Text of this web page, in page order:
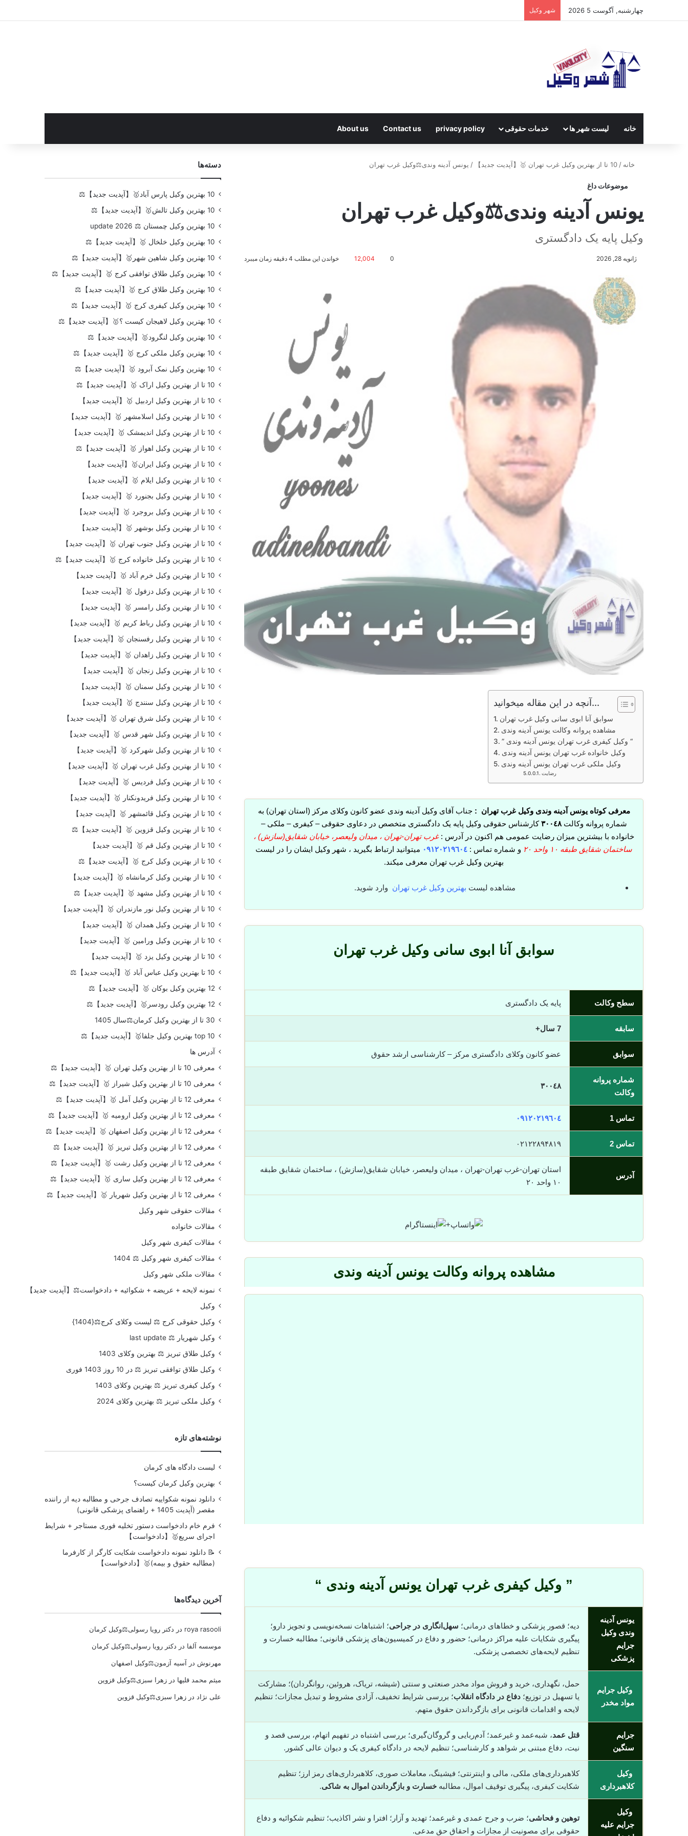
چهارشنبه, آگوست 5 2026 شهر وکیل
خانه لیست شهر ها خدمات حقوقی privacy policy
Contact us
About us
خانه / 10 تا از بهترین وکیل غرب تهران 🥇【آپدیت جدید】 / یونس آدینه وندی⚖️وکیل غرب تهران
موضوعات داغ
یونس آدینه وندی⚖️وکیل غرب تهران
وکیل پایه یک دادگستری
ژانویه 28, 2026 0
12,004 خواندن این مطلب 4 دقیقه زمان میبرد
آنچه در این مقاله میخوانید...
سوابق آنا ابوی سانی وکیل غرب تهران
مشاهده پروانه وکالت یونس آدینه وندی
” وکیل کیفری غرب تهران یونس آدینه وندی “
وکیل خانواده غرب تهران یونس آدینه وندی
وکیل ملکی غرب تهران یونس آدینه وندی
رضایت
معرفی کوتاه یونس آدینه وندی وکیل غرب تهران :جناب آقای وکیل آدینه وندی عضو کانون وکلای مرکز (استان تهران) به
شماره پروانه وکالت٣٠٠٤٨کارشناس حقوقی وکیل پایه یک دادگستری متخصص در دعاوی حقوقی – کیفری – ملکی –
خانواده با بیشترین میزان رضایت عمومی هم اکنون در آدرس :غرب تهران-تهران ، میدان ولیعصر، خیابان شقایق(سازش) ،
ساختمان شقایق طبقه ۱۰ واحد ۲۰
و شماره تماس : ٠٩١٢٠٢١٩٦٠٤ میتوانید ارتباط بگیرید ، شهر وکیل ایشان را در لیست
بهترین وکیل غرب تهران معرفی میکند.
مشاهده لیست بهترین وکیل غرب تهران وارد شوید.
سوابق آنا ابوی سانی وکیل غرب تهران
سطح وکالت پایه یک دادگستری
سابقه 7 سال+
سوابق عضو کانون وکلای دادگستری مرکز – کارشناسی ارشد حقوق
شماره پروانه
وکالت
٣٠٠٤٨
تماس 1 ٠٩١٢٠٢١٩٦٠٤
تماس 2 ٠٢١٢٢٨۹۴۸۱۹
آدرس
استان تهران-غرب تهران-تهران ، میدان ولیعصر، خیابان شقایق(سازش) ، ساختمان شقایق طبقه
۱۰ واحد ۲۰
+
مشاهده پروانه وکالت یونس آدینه وندی
” وکیل کیفری غرب تهران یونس آدینه وندی “
یونس آدینه
وندی وکیل
جرایم
پزشکی
دیه؛ قصور پزشکی و خطاهای درمانی؛ سهل‌انگاری در جراحی؛ اشتباهات نسخه‌نویسی و تجویز دارو؛
پیگیری شکایات علیه مراکز درمانی؛ حضور و دفاع در کمیسیون‌های پزشکی قانونی؛ مطالبه خسارت و
تنظیم لایحه‌های تخصصی پزشکی.
وکیل جرایم
مواد مخدر
حمل، نگهداری، خرید و فروش مواد مخدر صنعتی و سنتی (شیشه، تریاک، هروئین، روانگردان)؛ مشارکت
یا تسهیل در توزیع؛ دفاع در دادگاه انقلاب؛ بررسی شرایط تخفیف، آزادی مشروط و تبدیل مجازات؛ تنظیم
لایحه و اقدامات قانونی برای بازگرداندن حقوق متهم.
جرایم
سنگین
قتل عمد، شبه‌عمد و غیرعمد؛ آدم‌ربایی و گروگان‌گیری؛ بررسی اشتباه در تفهیم اتهام، بررسی قصد و
نیت، دفاع مبتنی بر شواهد و کارشناسی؛ تنظیم لایحه در دادگاه کیفری یک و دیوان عالی کشور.
وکیل
کلاهبرداری
کلاهبرداری‌های ملکی، مالی و اینترنتی؛ فیشینگ، معاملات صوری، کلاهبرداری‌های رمز ارز؛ تنظیم
شکایت کیفری، پیگیری توقیف اموال، مطالبه خسارت و بازگرداندن اموال به شاکی.
وکیل
جرایم علیه
توهین و فحاشی؛ ضرب و جرح عمدی و غیرعمد؛ تهدید و آزار؛ افترا و نشر اکاذیب؛ تنظیم شکوائیه و دفاع
حقوقی برای مصونیت از مجازات و احقاق حق مدعی.
دسته‌ها
10 بهترین وکیل پارس آباد🥇【آپدیت جدید】⚖️
10 بهترین وکیل تالش🥇【آپدیت جدید】⚖️
10 بهترین وکیل چمستان ⚖️ update 2026
10 بهترین وکیل خلخال 🥇【آپدیت جدید】⚖️
10 بهترین وکیل شاهین شهر🥇【آپدیت جدید】⚖️
10 بهترین وکیل طلاق توافقی کرج 🥇【آپدیت جدید】⚖️
10 بهترین وکیل طلاق کرج 🥇【آپدیت جدید】⚖️
10 بهترین وکیل کیفری کرج 🥇【آپدیت جدید】⚖️
10 بهترین وکیل لاهیجان کیست ؟🥇【آپدیت جدید】⚖️
10 بهترین وکیل لنگرود🥇【آپدیت جدید】⚖️
10 بهترین وکیل ملکی کرج 🥇【آپدیت جدید】⚖️
10 بهترین وکیل نمک آبرود 🥇【آپدیت جدید】⚖️
10 تا از بهترین وکیل اراک 🥇【آپدیت جدید】⚖️
10 تا از بهترین وکیل اردبیل 🥇【آپدیت جدید】
10 تا از بهترین وکیل اسلامشهر 🥇【آپدیت جدید】
10 تا از بهترین وکیل اندیمشک 🥇【آپدیت جدید】
10 تا از بهترین وکیل اهواز 🥇【آپدیت جدید】⚖️
10 تا از بهترین وکیل ایران🥇【آپدیت جدید】
10 تا از بهترین وکیل ایلام 🥇【آپدیت جدید】
10 تا از بهترین وکیل بجنورد 🥇【آپدیت جدید】
10 تا از بهترین وکیل بروجرد 🥇【آپدیت جدید】
10 تا از بهترین وکیل بوشهر 🥇【آپدیت جدید】
10 تا از بهترین وکیل جنوب تهران 🥇【آپدیت جدید】
10 تا از بهترین وکیل خانواده کرج 🥇【آپدیت جدید】⚖️
10 تا از بهترین وکیل خرم آباد 🥇【آپدیت جدید】
10 تا از بهترین وکیل دزفول 🥇【آپدیت جدید】
10 تا از بهترین وکیل رامسر 🥇【آپدیت جدید】
10 تا از بهترین وکیل رباط کریم 🥇【آپدیت جدید】
10 تا از بهترین وکیل رفسنجان 🥇【آپدیت جدید】
10 تا از بهترین وکیل زاهدان 🥇【آپدیت جدید】
10 تا از بهترین وکیل زنجان 🥇【آپدیت جدید】
10 تا از بهترین وکیل سمنان 🥇【آپدیت جدید】
10 تا از بهترین وکیل سنندج 🥇【آپدیت جدید】
10 تا از بهترین وکیل شرق تهران 🥇【آپدیت جدید】
10 تا از بهترین وکیل شهر قدس 🥇【آپدیت جدید】
10 تا از بهترین وکیل شهرکرد 🥇【آپدیت جدید】
10 تا از بهترین وکیل غرب تهران 🥇【آپدیت جدید】
10 تا از بهترین وکیل فردیس 🥇【آپدیت جدید】
10 تا از بهترین وکیل فریدونکنار 🥇【آپدیت جدید】
10 تا از بهترین وکیل قائمشهر 🥇【آپدیت جدید】
10 تا از بهترین وکیل قزوین 🥇【آپدیت جدید】⚖️
10 تا از بهترین وکیل قم 🥇【آپدیت جدید】
10 تا از بهترین وکیل کرج 🥇【آپدیت جدید】⚖️
10 تا از بهترین وکیل کرمانشاه 🥇【آپدیت جدید】
10 تا از بهترین وکیل مشهد 🥇【آپدیت جدید】⚖️
10 تا از بهترین وکیل نور مازندران 🥇【آپدیت جدید】
10 تا از بهترین وکیل همدان 🥇【آپدیت جدید】
10 تا از بهترین وکیل ورامین 🥇【آپدیت جدید】
10 تا از بهترین وکیل یزد 🥇【آپدیت جدید】
10 تا بهترین وکیل عباس آباد 🥇【آپدیت جدید】⚖️
12 بهترین وکیل بوکان 🥇【آپدیت جدید】⚖️
12 بهترین وکیل رودسر🥇【آپدیت جدید】⚖️
30 تا از بهترین وکیل کرمان⚖️سال 1405
top 10 بهترین وکیل جلفا🥇【آپدیت جدید】⚖️
آدرس ها
معرفی 10 تا از بهترین وکیل تهران 🥇【آپدیت جدید】⚖️
معرفی 10 تا از بهترین وکیل شیراز 🥇【آپدیت جدید】⚖️
معرفی 12 تا از بهترین وکیل آمل 🥇【آپدیت جدید】⚖️
معرفی 12 تا از بهترین وکیل ارومیه 🥇【آپدیت جدید】⚖️
معرفی 12 تا از بهترین وکیل اصفهان 🥇【آپدیت جدید】⚖️
معرفی 12 تا از بهترین وکیل تبریز 🥇【آپدیت جدید】⚖️
معرفی 12 تا از بهترین وکیل رشت 🥇【آپدیت جدید】⚖️
معرفی 12 تا از بهترین وکیل ساری 🥇【آپدیت جدید】⚖️
معرفی 12 تا از بهترین وکیل شهریار 🥇【آپدیت جدید】⚖️
مقالات حقوقی شهر وکیل
مقالات خانواده
مقالات کیفری شهر وکیل
مقالات کیفری شهر وکیل ⚖️ 1404
مقالات ملکی شهر وکیل
نمونه لایحه + عریضه + شکوائیه + دادخواست⚖️【آپدیت جدید】
وکیل
وکیل حقوقی کرج ⚖️ لیست وکلای کرج⚖️{1404}
وکیل شهریار ⚖️ last update
وکیل طلاق تبریز ⚖️ بهترین وکلای 1403
وکیل طلاق توافقی تبریز ⚖️ در 10 روز 1403 فوری
وکیل کیفری تبریز ⚖️ بهترین وکلای 1403
وکیل ملکی تبریز ⚖️ بهترین وکلای 2024
نوشته‌های تازه
لیست دادگاه های کرمان
بهترین وکیل کرمان کیست؟
دانلود نمونه شکواییه تصادف جرحی و مطالبه دیه از راننده
مقصر (آپدیت 1405 + راهنمای پزشکی قانونی)
فرم خام دادخواست دستور تخلیه فوری مستاجر + شرایط
اجرای سریع🥇【دادخواست】
📝 دانلود نمونه دادخواست شکایت کارگر از کارفرما
(مطالبه حقوق و بیمه)🥇【دادخواست】
آخرین دیدگاه‌ها
roya rasooli در دکتر رویا رسولی⚖️وکیل کرمان
موسسه آلفا در دکتر رویا رسولی⚖️وکیل کرمان
مهرنوش در آسیه آزمون⚖️وکیل اصفهان
میثم محمد قلیها درزهرا سبزی⚖️وکیل قزوین
علی نژاد درزهرا سبزی⚖️وکیل قزوین